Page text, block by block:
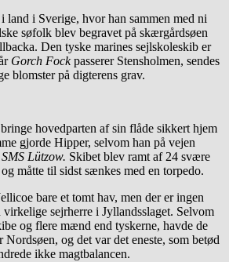
land i Sverige, hvor han sammen med ni
søfolk blev begravet på skærgårdsøen
Den tyske marines sejlskoleskib er
Gorch Fockpasserer Stensholmen, sendes
blomster på digterens grav.
hovedparten af sin flåde sikkert hjem
gjorde Hipper, selvom han på vejen
SMS Lützow. Skibet blev ramt af 24 svære
måtte til sidst sænkes med en torpedo.
bare et tomt hav, men der er ingen
sejrherre i Jyllandsslaget. Selvom
og flere mænd end tyskerne, havde de
Nordsøen, og det var det eneste, som betød
ikke magtbalancen.